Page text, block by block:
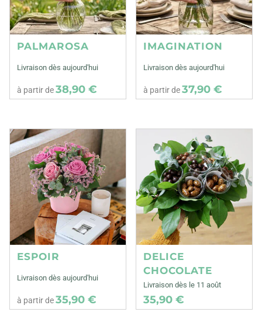
PALMAROSA
Livraison dès aujourd'hui
à partir de38,90 €
IMAGINATION
Livraison dès aujourd'hui
à partir de37,90 €
ESPOIR
Livraison dès aujourd'hui
à partir de35,90 €
DELICE
CHOCOLATE
Livraison dès le 11 août
35,90 €